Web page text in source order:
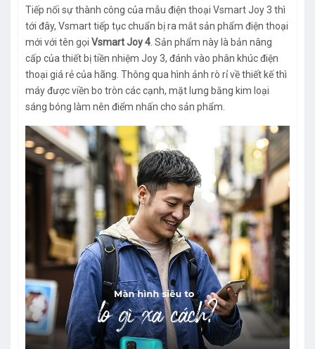
Tiếp nối sự thành công của mẫu điện thoại Vsmart Joy 3 thì
tới đây, Vsmart tiếp tục chuẩn bị ra mắt sản phẩm điện thoại
mới với tên gọi Vsmart Joy 4 . Sản phẩm này là bản nâng
cấp của thiết bị tiền nhiệm Joy 3, đánh vào phân khúc điện
thoại giá rẻ của hãng. Thông qua hình ảnh rò rỉ về thiết kế thì
máy được viền bo tròn các cạnh, mặt lưng bằng kim loại
sáng bóng làm nên điểm nhấn cho sản phẩm.